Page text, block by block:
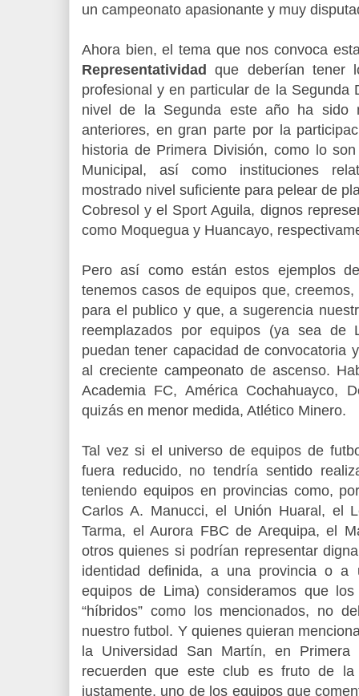
un campeonato apasionante y muy
Ahora bien, el tema que nos convoca
Representatividad que deberían tener
profesional y en particular de la Segunda
nivel de la Segunda este año ha sido
anteriores, en gran parte por la
historia de Primera División, como lo
Municipal, así como instituciones
mostrado nivel suficiente para pelear de
Cobresol y el Sport Aguila, dignos
como Moquegua y Huancayo,
Pero así como están estos ejemplos
tenemos casos de equipos que,
para el publico y que, a sugerencia
reemplazados por equipos (ya sea
puedan tener capacidad de convocatoria
al creciente campeonato de ascenso.
Academia FC, América Cochahuayco,
quizás en menor medida, Atlético Minero.
Tal vez si el universo de equipos de
fuera reducido, no tendría sentido
teniendo equipos en provincias como,
Carlos A. Manucci, el Unión Huaral, el
Tarma, el Aurora FBC de Arequipa, el
otros quienes si podrían representar
identidad definida, a una provincia o
equipos de Lima) consideramos que
“híbridos” como los mencionados, no
nuestro futbol. Y quienes quieran
la Universidad San Martín, en
recuerden que este club es fruto de
justamente, uno de los equipos que